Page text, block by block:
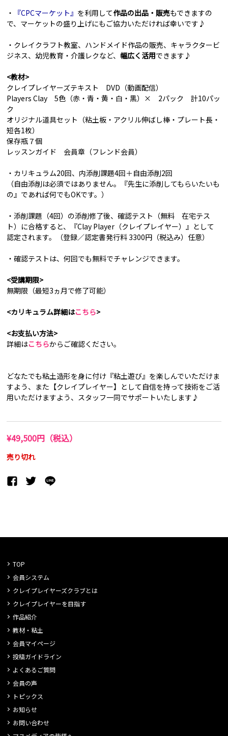
・ 『CPCマーケット』 を利用して作品の出品・販売もできますの
で、マーケットの盛り上げにもご協力いただければ幸いです♪
・クレイクラフト教室、ハンドメイド作品の販売、キャラクタービ
ジネス、幼児教育・介護レクなど、 幅広く活用できます♪
<教材>
クレイプレイヤーズテキスト DVD（動画配信）
Players Clay 5色（赤・青・黄・白・黒）× 2パック 計10パッ
ク
オリジナル道具セット（粘土板・アクリル伸ばし棒・プレート長・
短各1枚）
保存瓶７個
レッスンガイド 会員章（フレンド会員）
・カリキュラム20回、内添削課題4回＋自由添削2回
（自由添削は必須ではありません。『先生に添削してもらいたいも
の』であれば何でもOKです。）
・添削課題（4回）の添削修了後、確認テスト（無料 在宅テス
ト）に合格すると、『Clay Player（クレイプレイヤー）』として
認定されます。（登録／認定書発行料 3300円（税込み）任意）
・確認テストは、何回でも無料でチャレンジできます。
<受講期限>
無期限（最短3ヵ月で修了可能）
<カリキュラム詳細はこちら>
<お支払い方法>
詳細はこちらからご確認ください。
どなたでも粘土造形を身に付け『粘土遊び』を楽しんでいただけま
すよう、また【クレイプレイヤー】として自信を持って技術をご活
用いただけますよう、スタッフ一同でサポートいたします♪
¥49,500円（税込）
売り切れ
TOP
会員システム
クレイプレイヤーズクラブとは
クレイプレイヤーを目指す
作品紹介
教材・粘土
会員マイページ
投稿ガイドライン
よくあるご質問
会員の声
トピックス
お知らせ
お問い合わせ